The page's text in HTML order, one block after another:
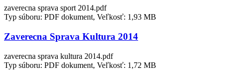
zaverecna sprava sport 2014.pdf
Typ súboru: PDF dokument, Veľkosť: 1,93 MB
Zaverecna Sprava Kultura 2014
zaverecna sprava kultura 2014.pdf
Typ súboru: PDF dokument, Veľkosť: 1,72 MB